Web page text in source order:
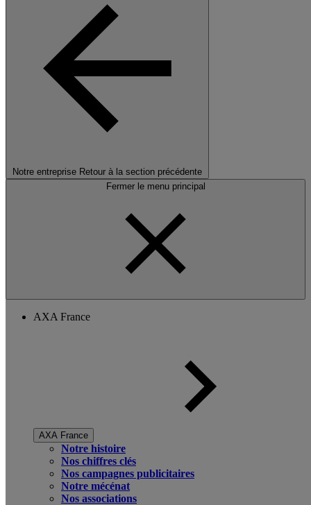
Notre entreprise Retour à la section précédente
Fermer le menu principal
AXA France
AXA France
Notre histoire
Nos chiffres clés
Nos campagnes publicitaires
Notre mécénat
Nos associations